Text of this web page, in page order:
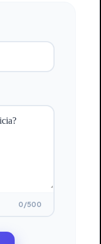
0/500